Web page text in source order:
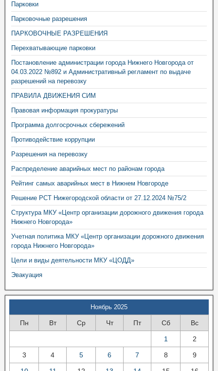
Парковки
Парковочные разрешения
ПАРКОВОЧНЫЕ РАЗРЕШЕНИЯ
Перехватывающие парковки
Постановление администрации города Нижнего Новгорода от
04.03.2022 №892 и Административный регламент по выдаче
разрешений на перевозку
ПРАВИЛА ДВИЖЕНИЯ СИМ
Правовая информация прокуратуры
Программа долгосрочных сбережений
Противодействие коррупции
Разрешения на перевозку
Распределение аварийных мест по районам города
Рейтинг самых аварийных мест в Нижнем Новгороде
Решение РСТ Нижегородской области от 27.12.2024 №75/2
Структура МКУ «Центр организации дорожного движения города
Нижнего Новгорода»
Учетная политика МКУ «Центр организации дорожного движения
города Нижнего Новгорода»
Цели и виды деятельности МКУ «ЦОДД»
Эвакуация
Ноябрь 2025
Пн Вт Ср Чт Пт Сб Вс
1 2
3 4 5 6 7 8 9